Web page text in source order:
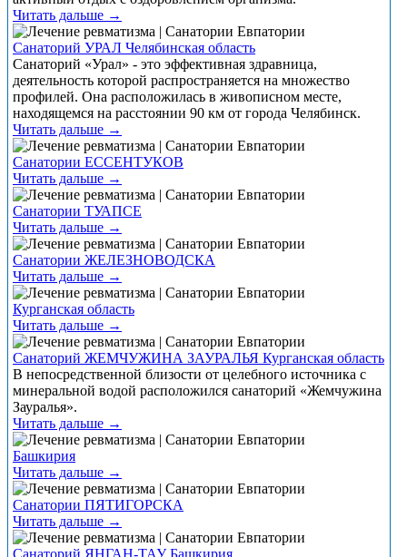
Читать дальше →
Санаторий УРАЛ Челябинская область
Санаторий «Урал» - это эффективная здравница,
деятельность которой распространяется на множество
профилей. Она расположилась в живописном месте,
находящемся на расстоянии 90 км от города Челябинск.
Читать дальше →
Санатории ЕССЕНТУКОВ
Читать дальше →
Санатории ТУАПСЕ
Читать дальше →
Санатории ЖЕЛЕЗНОВОДСКА
Читать дальше →
Курганская область
Читать дальше →
Санаторий ЖЕМЧУЖИНА ЗАУРАЛЬЯ Курганская область
В непосредственной близости от целебного источника с
минеральной водой расположился санаторий «Жемчужина
Зауралья».
Читать дальше →
Башкирия
Читать дальше →
Санатории ПЯТИГОРСКА
Читать дальше →
Санаторий ЯНГАН-ТАУ Башкирия